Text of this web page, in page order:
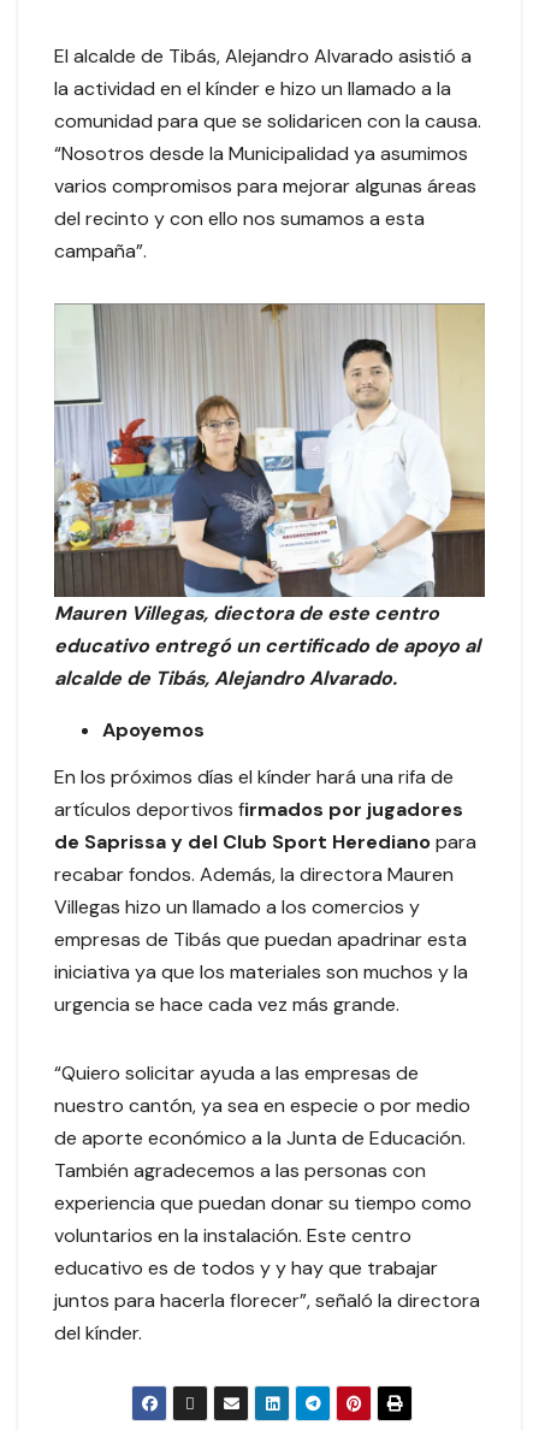
El alcalde de Tibás, Alejandro Alvarado asistió a
la actividad en el kínder e hizo un llamado a la
comunidad para que se solidaricen con la causa.
“Nosotros desde la Municipalidad ya asumimos
varios compromisos para mejorar algunas áreas
del recinto y con ello nos sumamos a esta
campaña”.
Mauren Villegas, diectora de este centro
educativo entregó un certificado de apoyo al
alcalde de Tibás, Alejandro Alvarado.
Apoyemos
En los próximos días el kínder hará una rifa de
artículos deportivos firmados por jugadores
de Saprissa y del Club Sport Heredianopara
recabar fondos. Además, la directora Mauren
Villegas hizo un llamado a los comercios y
empresas de Tibás que puedan apadrinar esta
iniciativa ya que los materiales son muchos y la
urgencia se hace cada vez más grande.
“Quiero solicitar ayuda a las empresas de
nuestro cantón, ya sea en especie o por medio
de aporte económico a la Junta de Educación.
También agradecemos a las personas con
experiencia que puedan donar su tiempo como
voluntarios en la instalación. Este centro
educativo es de todos y y hay que trabajar
juntos para hacerla florecer”, señaló la directora
del kínder.